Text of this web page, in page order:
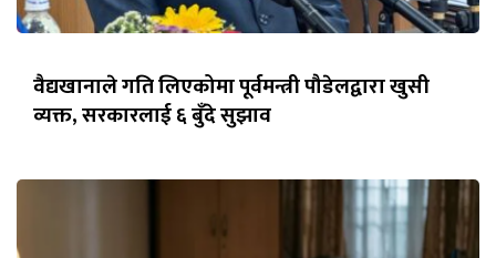
वैद्यखानाले गति लिएकोमा पूर्वमन्त्री पौडेलद्वारा खुसी
व्यक्त, सरकारलाई ६ बुँदे सुझाव